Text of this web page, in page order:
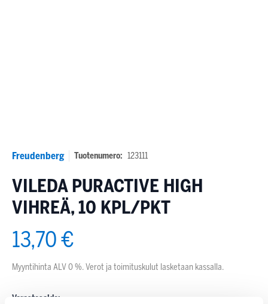
Freudenberg Tuotenumero: 123111
VILEDA PURACTIVE HIGH
VIHREÄ, 10 KPL/PKT
13,70 €
Myyntihinta ALV 0 %. Verot ja toimituskulut lasketaan kassalla.
Varastosaldo: